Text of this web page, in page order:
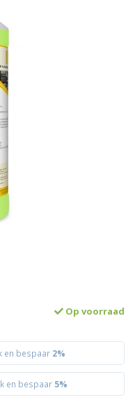
Op voorraad
en bespaar 2%
en bespaar 5%